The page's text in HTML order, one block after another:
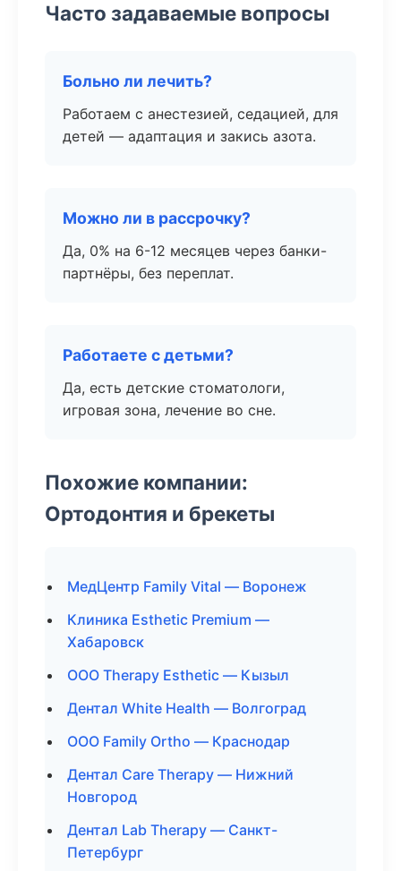
Часто задаваемые вопросы
Больно ли лечить?
Работаем с анестезией, седацией, для
детей — адаптация и закись азота.
Можно ли в рассрочку?
Да, 0% на 6-12 месяцев через банки-
партнёры, без переплат.
Работаете с детьми?
Да, есть детские стоматологи,
игровая зона, лечение во сне.
Похожие компании:
Ортодонтия и брекеты
МедЦентр Family Vital — Воронеж
Клиника Esthetic Premium —
Хабаровск
ООО Therapy Esthetic — Кызыл
Дентал White Health — Волгоград
ООО Family Ortho — Краснодар
Дентал Care Therapy — Нижний
Новгород
Дентал Lab Therapy — Санкт-
Петербург